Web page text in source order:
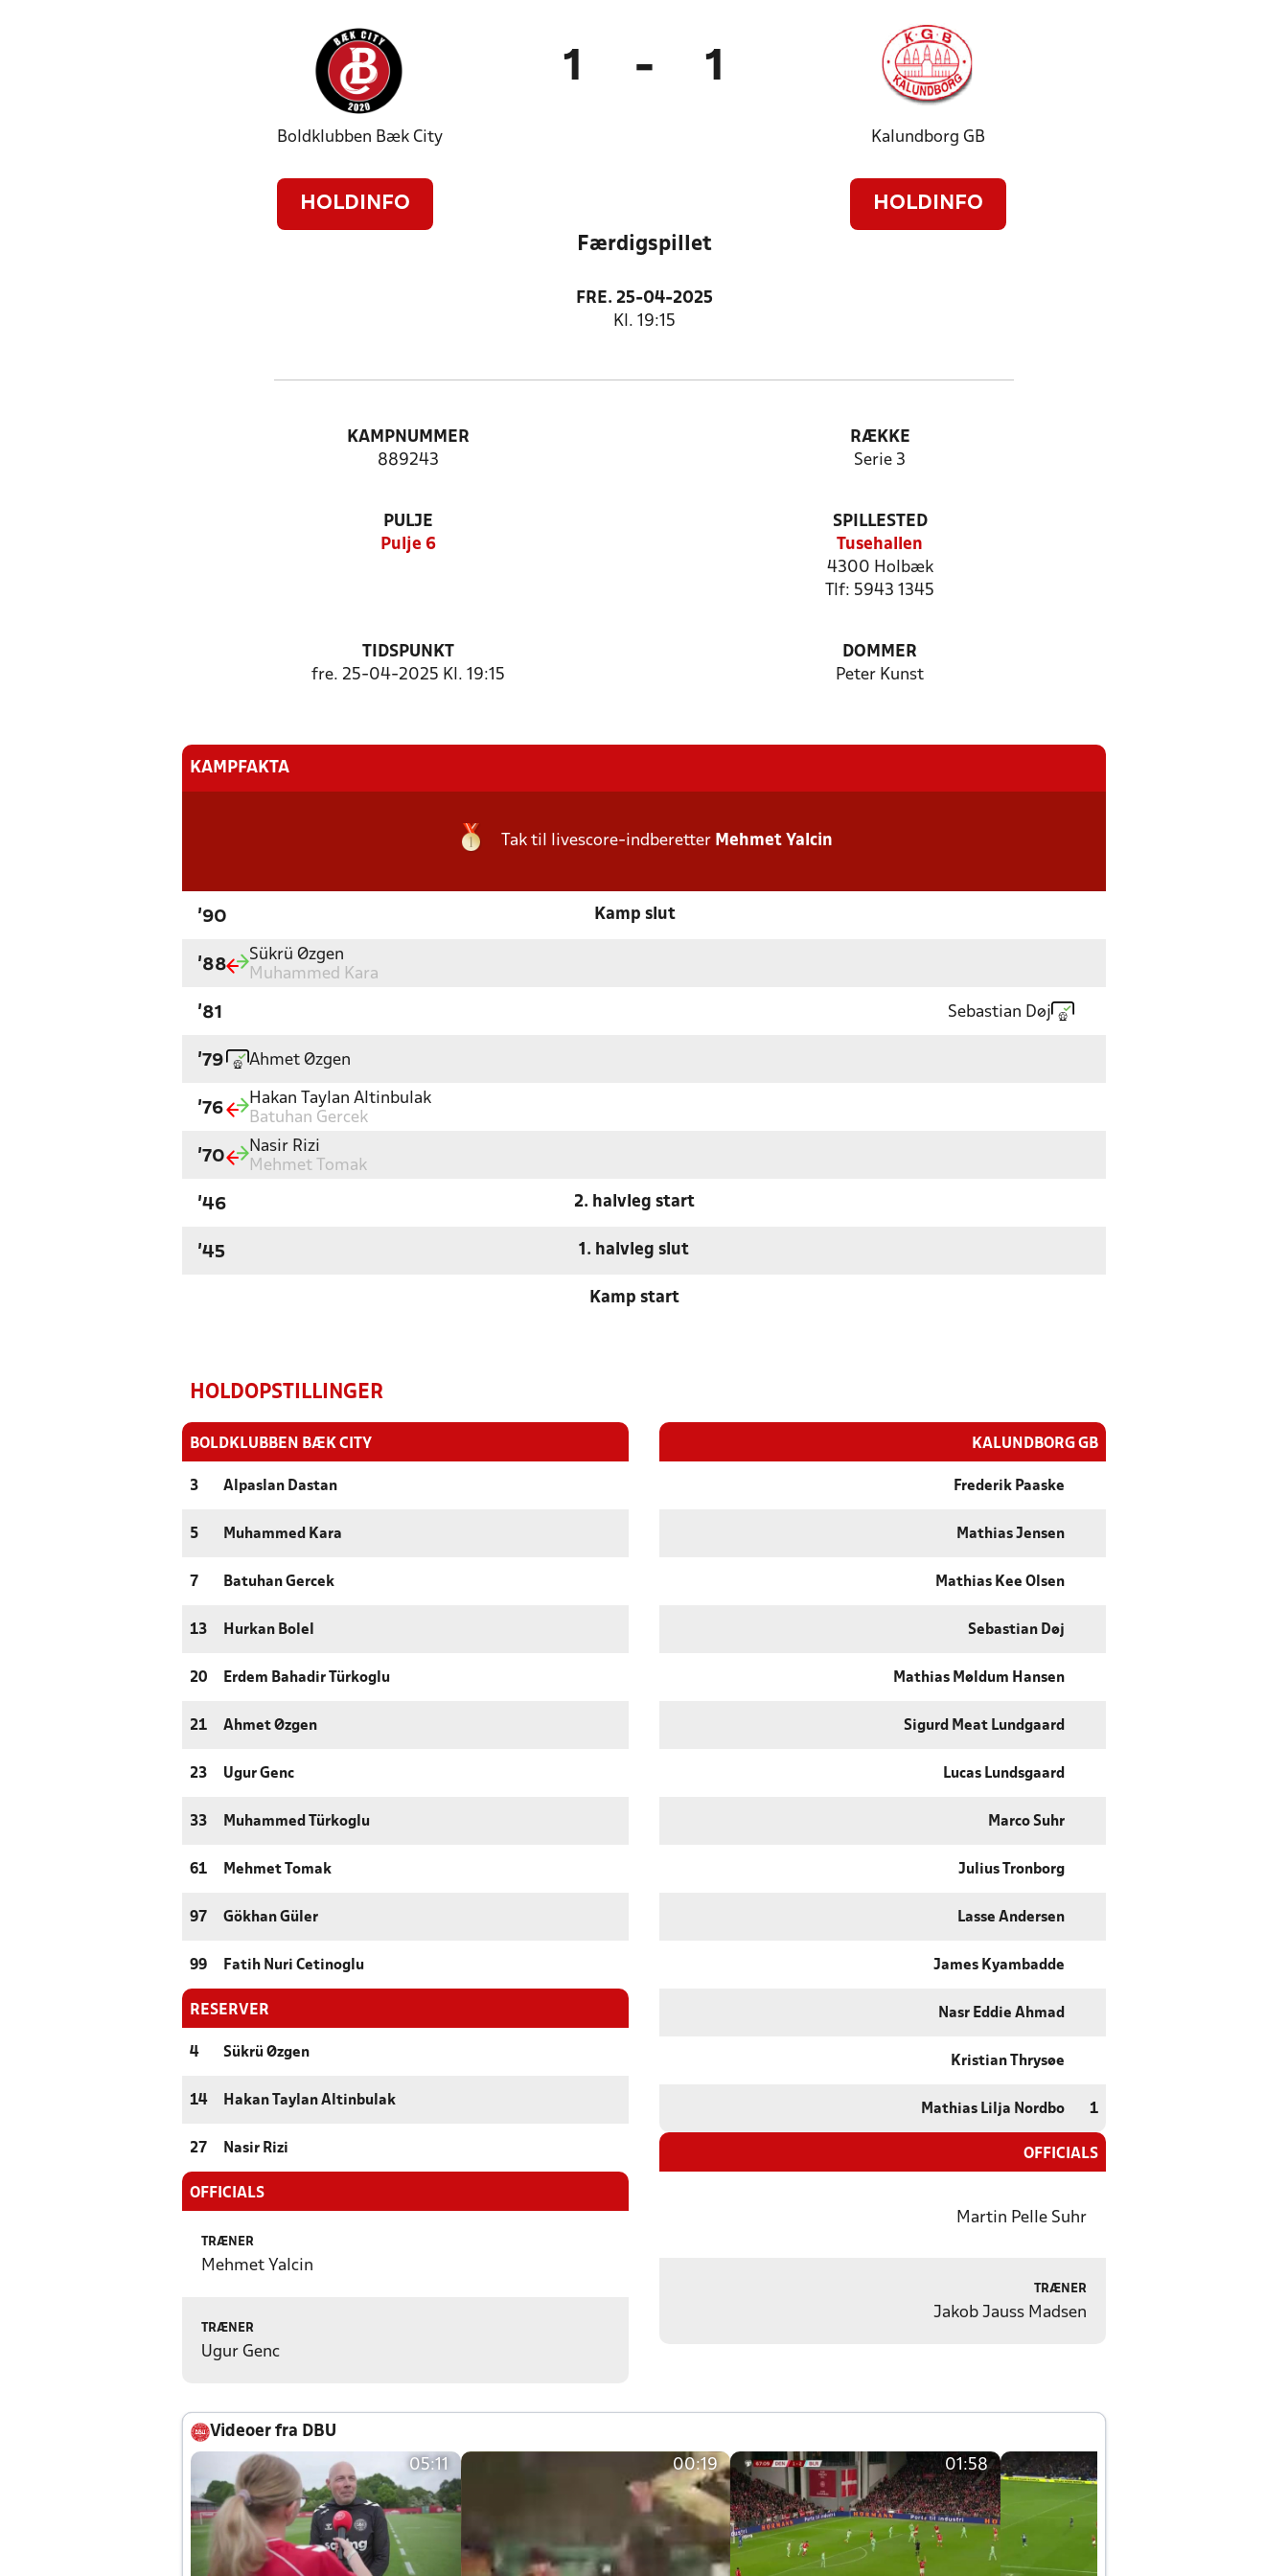
Boldklubben Bæk City
HOLDINFO
1 - 1
Kalundborg GB
HOLDINFO
Færdigspillet
FRE. 25-04-2025
Kl. 19:15
KAMPNUMMER
889243
RÆKKE
Serie 3
PULJE
Pulje 6
SPILLESTED
Tusehallen
4300 Holbæk
Tlf: 5943 1345
TIDSPUNKT
fre. 25-04-2025 Kl. 19:15
DOMMER
Peter Kunst
KAMPFAKTA
Tak til livescore-indberetter Mehmet Yalcin
'90 Kamp slut
'88
Sükrü Øzgen
Muhammed Kara
'81 Sebastian Døj
'79 Ahmet Øzgen
'76
Hakan Taylan Altinbulak
Batuhan Gercek
'70
Nasir Rizi
Mehmet Tomak
'46 2. halvleg start
'45 1. halvleg slut
Kamp start
HOLDOPSTILLINGER
BOLDKLUBBEN BÆK CITY
3 Alpaslan Dastan
5 Muhammed Kara
7 Batuhan Gercek
13 Hurkan Bolel
20 Erdem Bahadir Türkoglu
21 Ahmet Øzgen
23 Ugur Genc
33 Muhammed Türkoglu
61 Mehmet Tomak
97 Gökhan Güler
99 Fatih Nuri Cetinoglu
RESERVER
4 Sükrü Øzgen
14 Hakan Taylan Altinbulak
27 Nasir Rizi
OFFICIALS
TRÆNER
Mehmet Yalcin
TRÆNER
Ugur Genc
KALUNDBORG GB
Frederik Paaske
Mathias Jensen
Mathias Kee Olsen
Sebastian Døj
Mathias Møldum Hansen
Sigurd Meat Lundgaard
Lucas Lundsgaard
Marco Suhr
Julius Tronborg
Lasse Andersen
James Kyambadde
Nasr Eddie Ahmad
Kristian Thrysøe
Mathias Lilja Nordbo 1
OFFICIALS
Martin Pelle Suhr
TRÆNER
Jakob Jauss Madsen
Videoer fra DBU
05:11 00:19 01:58